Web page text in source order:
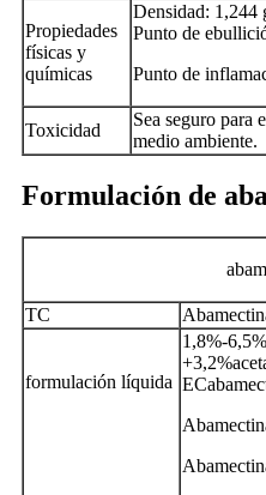
Propiedades
físicas y
químicas
Densidad: 1,244
Punto de
Punto de
Toxicidad
Sea seguro para
medio ambiente.
Formulación de
TC
formulación líquida
1,8%-